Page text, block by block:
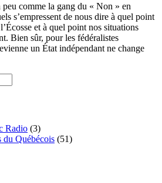
comme la gang du « Non » en
s’empressent de nous dire à quel point
et à quel point nos situations
Bien sûr, pour les fédéralistes
un État indépendant ne change
Radio (3)
du Québécois (51)